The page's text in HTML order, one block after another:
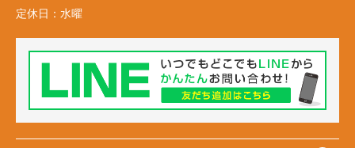
定休日： 水曜